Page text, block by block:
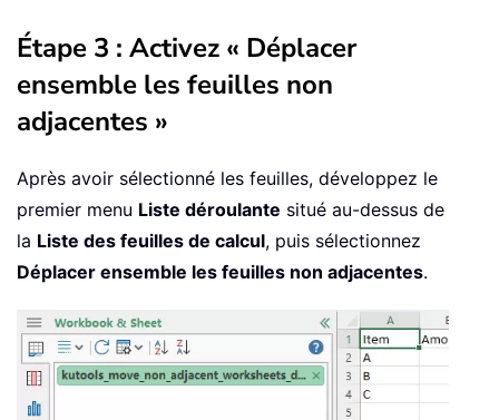
Étape 3 : Activez « Déplacer
ensemble les feuilles non
adjacentes »
Après avoir sélectionné les feuilles, développez le
premier menu Liste déroulante situé au-dessus de
la Liste des feuilles de calcul, puis sélectionnez
Déplacer ensemble les feuilles non adjacentes.